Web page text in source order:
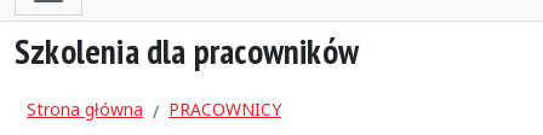
Szkolenia dla pracowników
Strona główna
PRACOWNICY